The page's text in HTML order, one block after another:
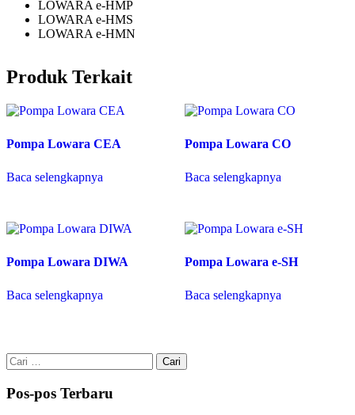
LOWARA e-HMP
LOWARA e-HMS
LOWARA e-HMN
Produk Terkait
Pompa Lowara CEA
Baca selengkapnya
Pompa Lowara CO
Baca selengkapnya
Pompa Lowara DIWA
Baca selengkapnya
Pompa Lowara e-SH
Baca selengkapnya
Cari
untuk:
Pos-pos Terbaru